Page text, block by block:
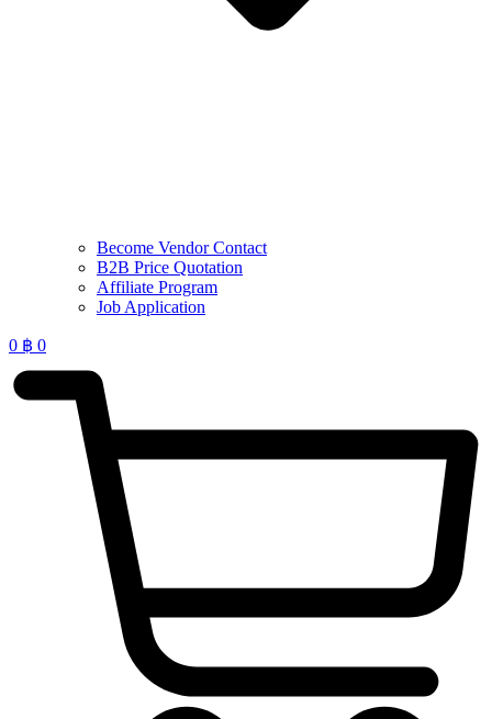
Become Vendor Contact
B2B Price Quotation
Affiliate Program
Job Application
0 ฿ 0